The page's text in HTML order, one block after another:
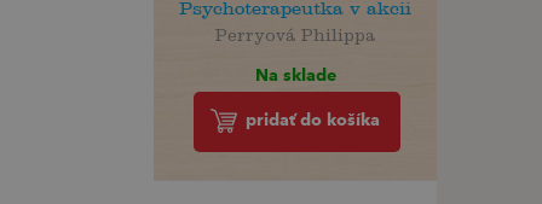
Psychoterapeutka v akcii
Perryová Philippa
Na sklade
pridať do košíka